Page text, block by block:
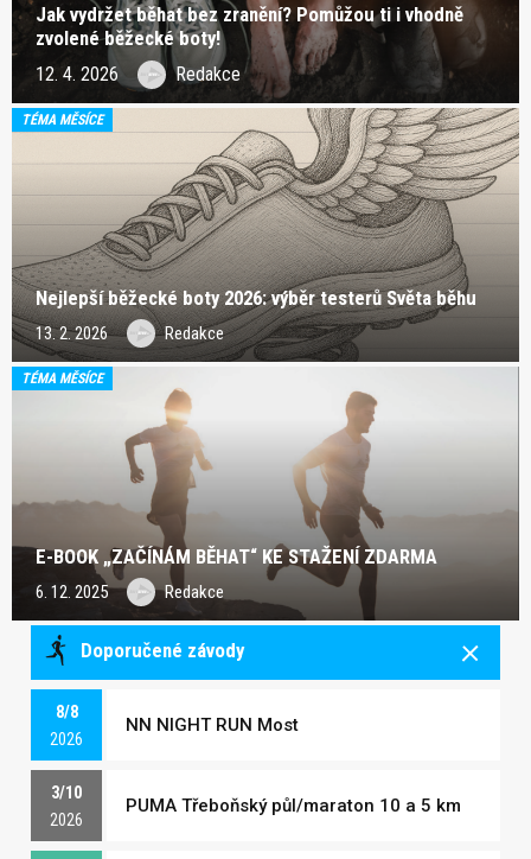
Jak vydržet běhat bez zranění? Pomůžou ti i vhodně
zvolené běžecké boty!
12. 4. 2026 Redakce
TÉMA MĚSÍCE
Nejlepší běžecké boty 2026: výběr testerů Světa běhu
13. 2. 2026 Redakce
TÉMA MĚSÍCE
E-BOOK „ZAČÍNÁM BĚHAT“ KE STAŽENÍ ZDARMA
6. 12. 2025 Redakce
Doporučené závody
8/8
2026
NN NIGHT RUN Most
3/10
2026
PUMA Třeboňský půl/maraton 10 a 5 km